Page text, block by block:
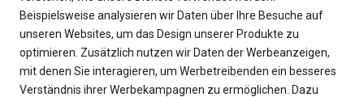
Beispielsweise analysieren wir Daten über Ihre Besuche auf
unseren Websites, um das Design unserer Produkte zu
optimieren. Zusätzlich nutzen wir Daten der Werbeanzeigen,
mit denen Sie interagieren, um Werbetreibenden ein besseres
Verständnis ihrer Werbekampagnen zu ermöglichen. Dazu